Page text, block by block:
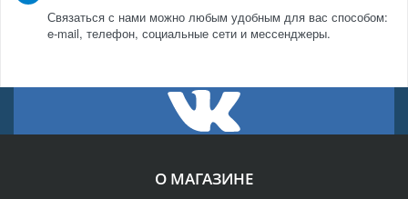
Связаться с нами можно любым удобным для вас способом:
e-mail, телефон, социальные сети и мессенджеры.
О МАГАЗИНЕ